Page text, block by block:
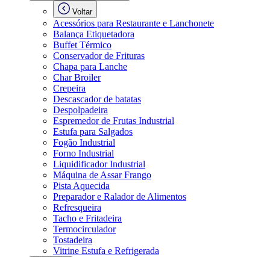
Voltar
Acessórios para Restaurante e Lanchonete
Balança Etiquetadora
Buffet Térmico
Conservador de Frituras
Chapa para Lanche
Char Broiler
Crepeira
Descascador de batatas
Despolpadeira
Espremedor de Frutas Industrial
Estufa para Salgados
Fogão Industrial
Forno Industrial
Liquidificador Industrial
Máquina de Assar Frango
Pista Aquecida
Preparador e Ralador de Alimentos
Refresqueira
Tacho e Fritadeira
Termocirculador
Tostadeira
Vitrine Estufa e Refrigerada